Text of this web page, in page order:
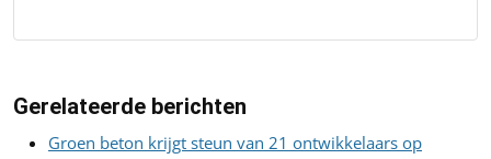
Gerelateerde berichten
Groen beton krijgt steun van 21 ontwikkelaars op